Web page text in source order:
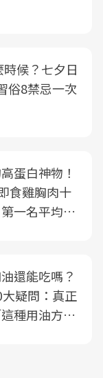
候？七夕日
俗8禁忌一次
蛋白神物！
食雞胸肉十
一名平均一
還能吃嗎？
疑問：真正
種用油方